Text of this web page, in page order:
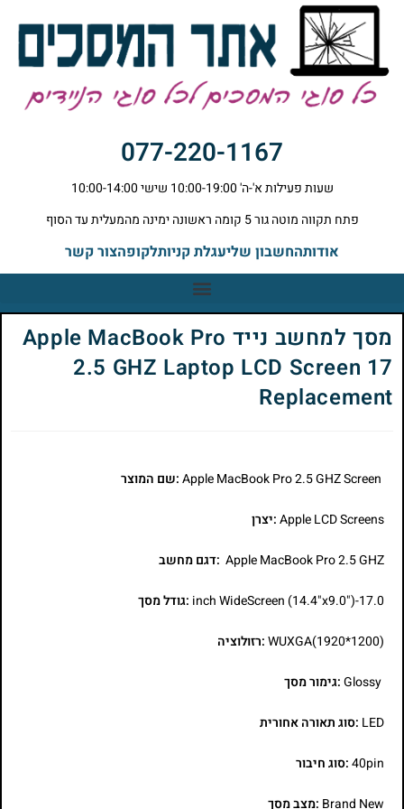
077-220-1167
שעות פעילות א'-ה' 10:00-19:00 שישי 10:00-14:00
פתח תקווה מוטה גור 5 קומה ראשונה ימינה מהמעלית עד הסוף
אודותהחשבון שליעגלת קניותלקופהצור קשר
מסך למחשב נייד Apple MacBook Pro
2.5 GHZ Laptop LCD Screen 17
Replacement
:שם המוצר
Apple LCD Screens:יצרן
Apple MacBook Pro 2.5 GHZ :דגם מחשב
17.0-inch WideScreen (14.4"x9.0") :גודל מסך
WUXGA(1920*1200):רזולוציה
Glossy:גימור מסך
LED :סוג תאורה אחורית
40pin:סוג חיבור
Brand New :מצב מסך